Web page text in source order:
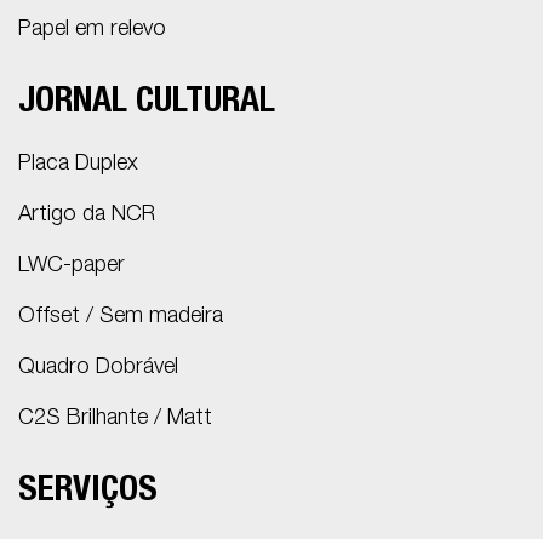
Papel em relevo
JORNAL CULTURAL
Placa Duplex
Artigo da NCR
LWC-paper
Offset / Sem madeira
Quadro Dobrável
C2S Brilhante / Matt
SERVIÇOS